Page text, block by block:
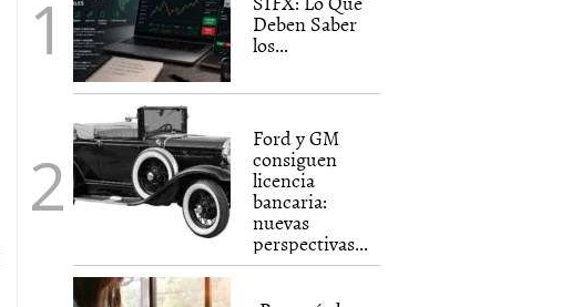
Deben Saber
los...
Ford y GM
consiguen
licencia
bancaria:
nuevas
perspectivas...